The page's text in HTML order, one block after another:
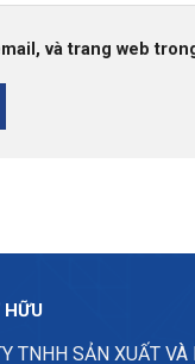
và trang web
HỮU
TNHH SẢN XUẤT VÀ